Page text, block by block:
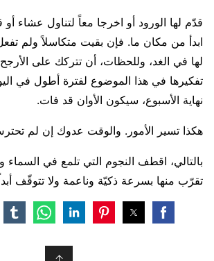
قدّم لها الورود أو اخرجا معاً لتناول عشاء
ابدأ من مكان ما. فإن بقيت متكاسلاً ولم
لها في الغد، وللحظات، أن تتركك على
تفكيرها في هذا الموضوع لفترة أطول في
نهاية الأسبوع، سيكون الأوان قد فات.
هكذا تسير الأمور. والوقت عدوك إن لم
بالتالي، اقطف النجوم التي تلمع في السماء
تقرّب منها بسرعة ذكيّة وناعمة ولا تتوقّف